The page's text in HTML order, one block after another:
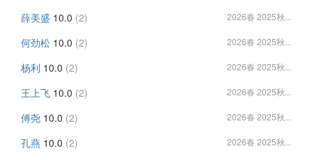
薛美盛 10.0 (2) 2026春 2025秋...
何劲松 10.0 (2) 2026春 2025秋...
杨利 10.0 (2) 2026春 2025秋...
王上飞 10.0 (2) 2026春 2025秋...
傅尧 10.0 (2) 2026春 2025秋...
孔燕 10.0 (2) 2026春 2025秋...